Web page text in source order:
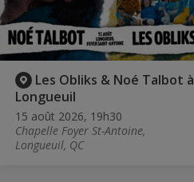
Les Obliks & Noé Talbot à
Longueuil
15 août 2026, 19h30
Chapelle Foyer St-Antoine,
Longueuil, QC